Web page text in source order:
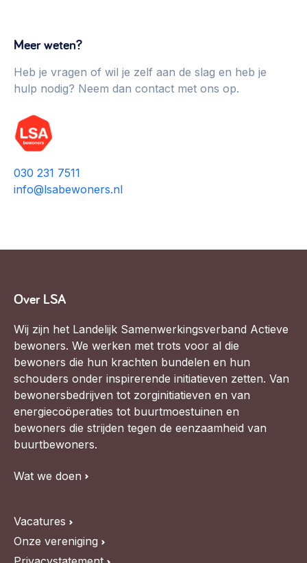
Meer weten?
Heb je vragen of wil je zelf aan de slag en heb je
hulp nodig? Neem dan contact met ons op.
030 231 7511
info@lsabewoners.nl
Over LSA
Wij zijn het Landelijk Samenwerkingsverband Actieve
bewoners. We werken met trots voor al die
bewoners die hun krachten bundelen en hun
schouders onder inspirerende initiatieven zetten. Van
bewonersbedrijven tot zorginitiatieven en van
energiecoöperaties tot buurtmoestuinen en
bewoners die strijden tegen de eenzaamheid van
buurtbewoners.
Wat we doen
Vacatures
Onze vereniging